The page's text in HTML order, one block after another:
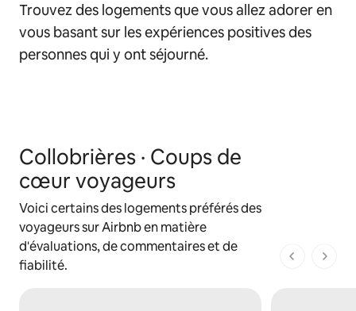
Trouvez des logements que vous allez adorer en
vous basant sur les expériences positives des
personnes qui y ont séjourné.
Collobrières · Coups de
cœur voyageurs
Voici certains des logements préférés des
voyageurs sur Airbnb en matière
d'évaluations, de commentaires et de
fiabilité.
1 sur 1